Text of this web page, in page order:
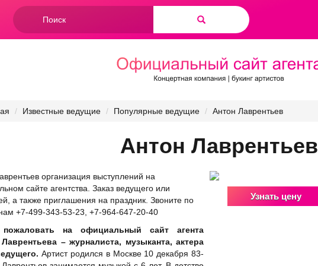
Форма
поиска
Известные ведущие Популярные ведущие Антон Лаврентьев
Антон Лаврентьев
Узнать цену
организация выступлений на
сайте агентства. Заказ ведущего или
а также приглашения на праздник. Звоните по
+7-499-343-53-23, +7-964-647-20-40
на официальный сайт агента
– журналиста, музыканта, актера
Артист родился в Москве 10 декабря 83-